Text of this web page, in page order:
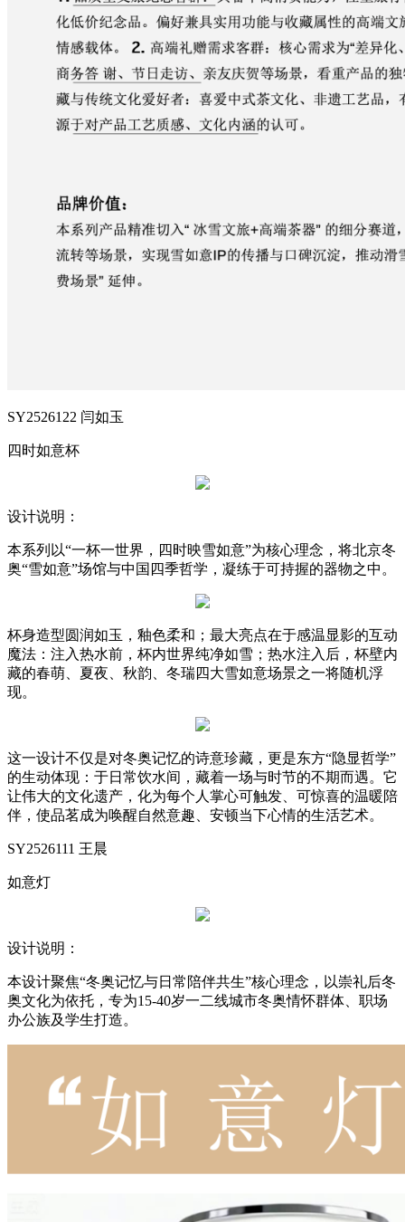
SY2526122 闫如玉
四时如意杯
设计说明：
本系列以“一杯一世界，四时映雪如意”为核心理念，将北京冬
奥“雪如意”场馆与中国四季哲学，凝练于可持握的器物之中。
杯身造型圆润如玉，釉色柔和；最大亮点在于感温显影的互动
魔法：注入热水前，杯内世界纯净如雪；热水注入后，杯壁内
藏的春萌、夏夜、秋韵、冬瑞四大雪如意场景之一将随机浮
现。
这一设计不仅是对冬奥记忆的诗意珍藏，更是东方“隐显哲学”
的生动体现：于日常饮水间，藏着一场与时节的不期而遇。它
让伟大的文化遗产，化为每个人掌心可触发、可惊喜的温暖陪
伴，使品茗成为唤醒自然意趣、安顿当下心情的生活艺术。
SY2526111 王晨
如意灯
设计说明：
本设计聚焦“冬奥记忆与日常陪伴共生”核心理念，以崇礼后冬
奥文化为依托，专为15-40岁一二线城市冬奥情怀群体、职场
办公族及学生打造。